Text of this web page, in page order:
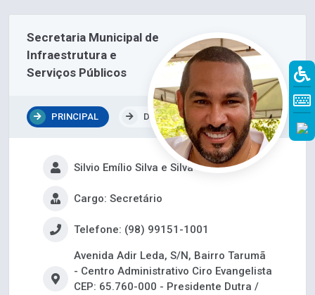
Secretaria Municipal de
Infraestrutura e
Serviços Públicos
PRINCIPAL DEPARTAMENTOS
Silvio Emílio Silva e Silva
Cargo: Secretário
Telefone: (98) 99151-1001
Avenida Adir Leda, S/N, Bairro Tarumã
- Centro Administrativo Ciro Evangelista
CEP: 65.760-000 - Presidente Dutra /